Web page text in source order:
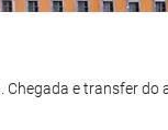
Chegada e transfer
Voo de
Alojamento.